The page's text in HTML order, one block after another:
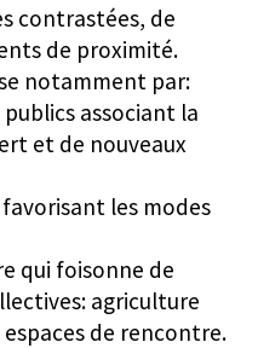
contrastées, de
de proximité.
notamment par:
associant la
et de nouveaux
les modes
qui foisonne de
agriculture
de rencontre.